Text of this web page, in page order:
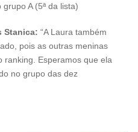
grupo A (5ª da lista)
Stanica: “A Laura também
pois as outras meninas
ranking. Esperamos que ela
no grupo das dez